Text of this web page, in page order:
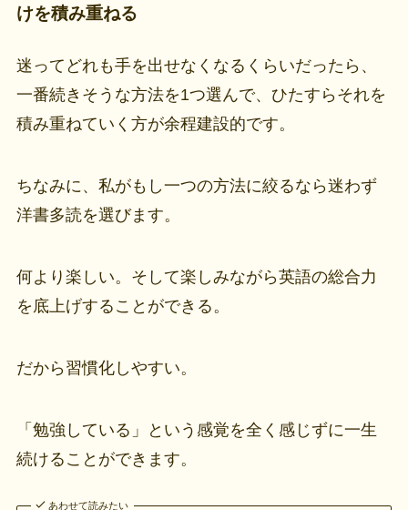
けを積み重ねる
迷ってどれも手を出せなくなるくらいだったら、
一番続きそうな方法を1つ選んで、ひたすらそれを
積み重ねていく方が余程建設的です。
ちなみに、私がもし一つの方法に絞るなら迷わず
洋書多読を選びます。
何より楽しい。そして楽しみながら英語の総合力
を底上げすることができる。
だから習慣化しやすい。
「勉強している」という感覚を全く感じずに一生
続けることができます。
あわせて読みたい